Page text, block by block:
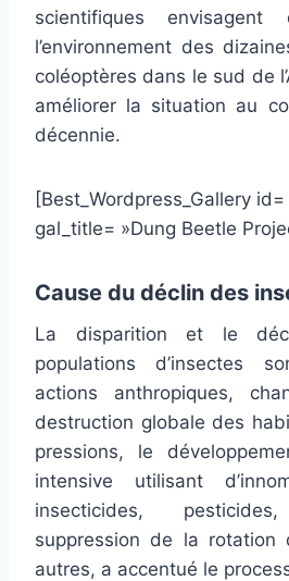
scientifiques
l’environnement des
coléoptères dans le sud de
améliorer la situation au
décennie.
[Best_Wordpress_Gallery id=
gal_title= »Dung Beetle
Cause du déclin des
La disparition et le
populations d’insectes
actions anthropiques,
destruction globale des
pressions, le
intensive utilisant
insecticides,
suppression de la rotation
autres, a accentué le